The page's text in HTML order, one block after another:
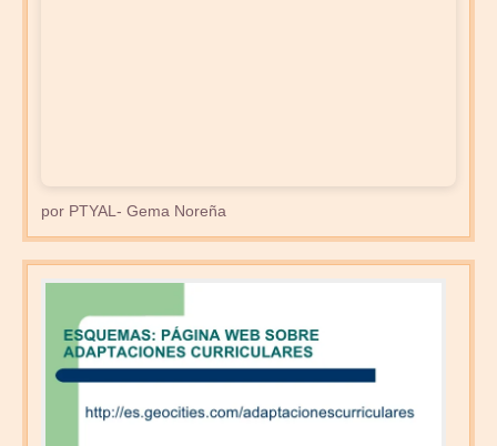
por PTYAL- Gema Noreña